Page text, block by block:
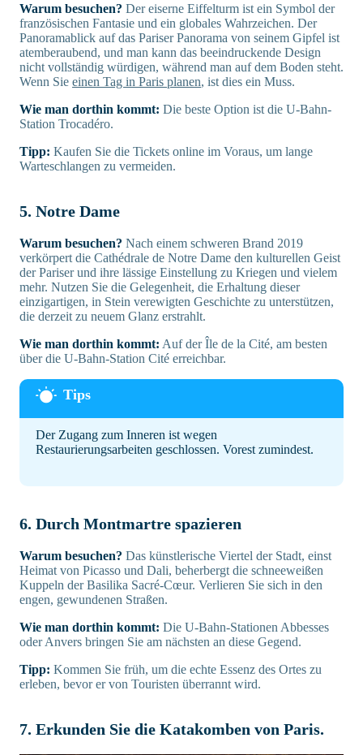
Warum besuchen? Der eiserne Eiffelturm ist ein Symbol der
französischen Fantasie und ein globales Wahrzeichen. Der
Panoramablick auf das Pariser Panorama von seinem Gipfel ist
atemberaubend, und man kann das beeindruckende Design
nicht vollständig würdigen, während man auf dem Boden steht.
Wenn Sie einen Tag in Paris planen, ist dies ein Muss.
Wie man dorthin kommt: Die beste Option ist die U-Bahn-
Station Trocadéro.
Tipp: Kaufen Sie die Tickets online im Voraus, um lange
Warteschlangen zu vermeiden.
5. Notre Dame
Warum besuchen? Nach einem schweren Brand 2019
verkörpert die Cathédrale de Notre Dame den kulturellen Geist
der Pariser und ihre lässige Einstellung zu Kriegen und vielem
mehr. Nutzen Sie die Gelegenheit, die Erhaltung dieser
einzigartigen, in Stein verewigten Geschichte zu unterstützen,
die derzeit zu neuem Glanz erstrahlt.
Wie man dorthin kommt: Auf der Île de la Cité, am besten
über die U-Bahn-Station Cité erreichbar.
Der Zugang zum Inneren ist wegen
Restaurierungsarbeiten geschlossen. Vorest zumindest.
6. Durch Montmartre spazieren
Warum besuchen? Das künstlerische Viertel der Stadt, einst
Heimat von Picasso und Dali, beherbergt die schneeweißen
Kuppeln der Basilika Sacré-Cœur. Verlieren Sie sich in den
engen, gewundenen Straßen.
Wie man dorthin kommt: Die U-Bahn-Stationen Abbesses
oder Anvers bringen Sie am nächsten an diese Gegend.
Tipp: Kommen Sie früh, um die echte Essenz des Ortes zu
erleben, bevor er von Touristen überrannt wird.
7. Erkunden Sie die Katakomben von Paris.